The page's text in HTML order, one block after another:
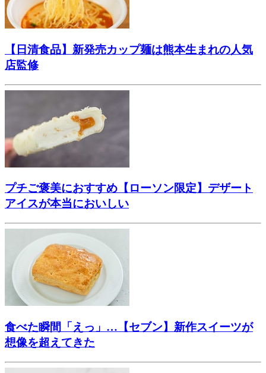
【日清食品】新発売カップ麺は熊本生まれの人気
店監修
プチご褒美におすすめ【ローソン限定】デザート
アイスが本当においしい
食べた瞬間「えっ」…【セブン】新作スイーツが
想像を超えてきた